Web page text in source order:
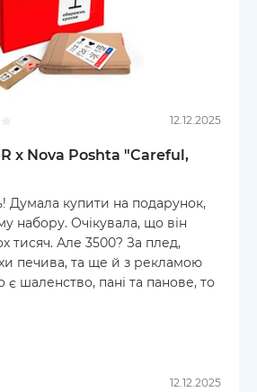
12.12.2025
x Nova Poshta "Careful,
Думала купити на подарунок,
набору. Очікувала, що він
тисяч. Але 3500? За плед,
печива, та ще й з рекламою
є шаленство, пані та панове, то
12.12.2025